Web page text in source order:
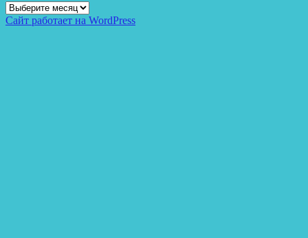
Архивы
Сайт работает на WordPress